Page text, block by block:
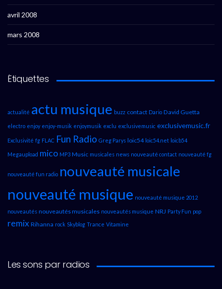
avril 2008
mars 2008
Étiquettes
actualité actu musique buzz contact Dario David Guetta
electro enjoy enjoy-musik enjoymusik exclu exclusivemusic exclusivemusic.fr
Exclusivité fg FLAC Fun Radio Greg Parys loic54 loic54.net loicb54
Megaupload mico MP3 Music musicales news nouveauté contact nouveauté fg
nouveauté fun radio nouveauté musicale
nouveauté musique nouveauté musique 2012
nouveautés nouveautés musicales nouveautés musique NRJ Party Fun pop
remix Rihanna rock Skyblog Trance Vitamine
Les sons par radios